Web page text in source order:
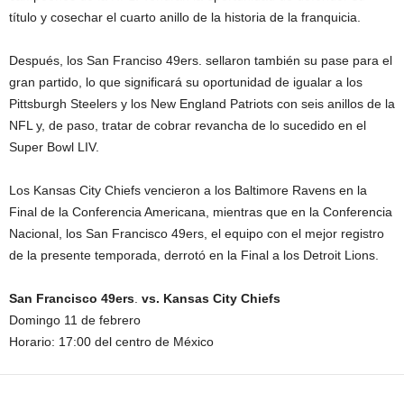
título y cosechar el cuarto anillo de la historia de la franquicia.
Después, los San Franciso 49ers. sellaron también su pase para el
gran partido, lo que significará su oportunidad de igualar a los
Pittsburgh Steelers y los New England Patriots con seis anillos de la
NFL y, de paso, tratar de cobrar revancha de lo sucedido en el
Super Bowl LIV.
Los Kansas City Chiefs vencieron a los Baltimore Ravens en la
Final de la Conferencia Americana, mientras que en la Conferencia
Nacional, los San Francisco 49ers, el equipo con el mejor registro
de la presente temporada, derrotó en la Final a los Detroit Lions.
San Francisco 49ers vs. Kansas City Chiefs
Domingo 11 de febrero
Horario: 17:00 del centro de México